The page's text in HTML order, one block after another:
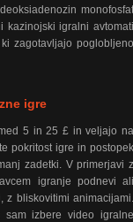
monofosfat
kazinojski igralni avtomati
zagotavljajo poglobljeno
igre
5 in 25 £ in veljajo na
pokritost igre in postopek
zadetki. V primerjavi z
igranje podnevi ali
z bliskovitimi animacijami.
izbere video igralne